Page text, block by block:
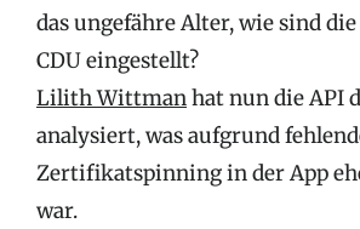
das ungefähre Alter, wie sind
CDU eingestellt?
Lilith Wittmanhat nun die API
analysiert, was aufgrund
Zertifikatspinning in der App
war.